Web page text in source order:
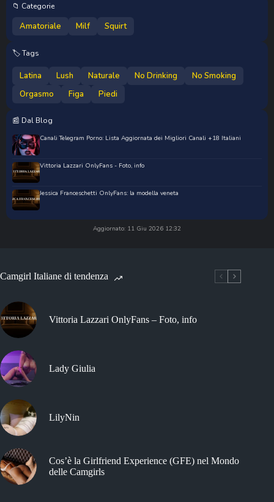
📁 Categorie
Amatoriale Milf Squirt
🏷️ Tags
Latina Lush Naturale No Drinking
No Smoking
Orgasmo
Figa Piedi
📰 Dal Blog
Canali Telegram Porno: Lista Aggiornata dei Migliori Canali +18 Italiani
Vittoria Lazzari OnlyFans - Foto, info
Jessica Franceschetti OnlyFans: la modella veneta
Aggiornato: 11 Giu 2026 12:32
Camgirl Italiane di tendenza
Vittoria Lazzari OnlyFans – Foto, info
Lady Giulia
LilyNin
Cos’è la Girlfriend Experience (GFE) nel Mondo
delle Camgirls